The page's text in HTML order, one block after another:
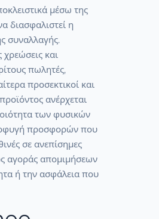
μέσω της
διασφαλιστεί η
συναλλαγής.
και
πωλητές,
προσεκτικοί και
ανέρχεται
των φυσικών
προσφορών που
σε ανεπίσημες
αγοράς απομιμήσεων
ή την ασφάλεια που